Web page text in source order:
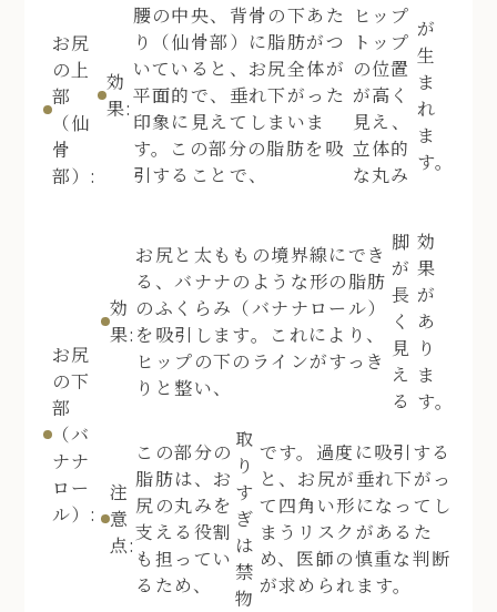
お尻
の上
部
（仙
骨
部）:
効
果:
腰の中央、背骨の下あた
り（仙骨部）に脂肪がつ
いていると、お尻全体が
平面的で、垂れ下がった
印象に見えてしまいま
す。この部分の脂肪を吸
引することで、
ヒップ
トップ
の位置
が高く
見え、
立体的
な丸み
が
生
ま
れ
ま
す。
お尻
の下
部
（バ
ナナ
ロー
ル）:
効
果:
お尻と太ももの境界線にでき
る、バナナのような形の脂肪
のふくらみ（バナナロール）
を吸引します。これにより、
ヒップの下のラインがすっき
りと整い、
脚
が
長
く
見
え
る
効
果
が
あ
り
ま
す。
注
意
点:
この部分の
脂肪は、お
尻の丸みを
支える役割
も担ってい
るため、
取
り
す
ぎ
は
禁
物
です。過度に吸引する
と、お尻が垂れ下がっ
て四角い形になってし
まうリスクがあるた
め、医師の慎重な判断
が求められます。